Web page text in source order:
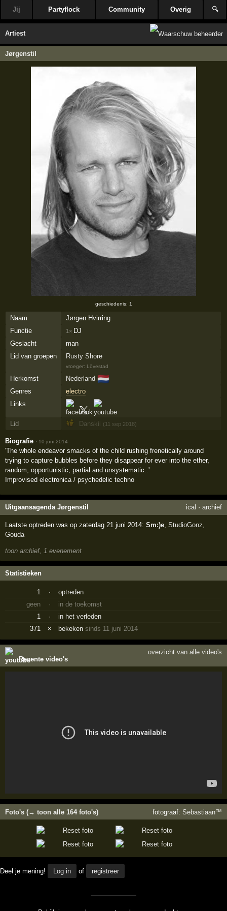
Jij Partyflock Community Overig 🔍
Artiest
Jørgenstil
geschiedenis: 1
Naam
Jørgen Hvirring
Functie
1× DJ
Geslacht
man
Lid van groepen
Rusty Shore
vroeger: Lövestad
Herkomst Nederland 🇳🇱
Genres
electro
Links
Lid Danskii (11 sep 2018)
Biografie · 10 juni 2014
'The whole endeavor smacks of the child rushing frenetically around
trying to capture bubbles before they disappear for ever into the ether,
random, opportunistic, partial and unsystematic..'
Improvised electronica / psychedelic techno
Uitgaansagenda Jørgenstil ical · archief
Laatste optreden was op zaterdag 21 juni 2014:Sm:)e ,StudioGonz
Gouda
toon archief, 1 evenement
Statistieken
1 ·
optreden
geen
·
in de toekomst
1
·
in het verleden
371
× bekekensinds 11 juni 2014
Recente video's
overzicht van alle video's
Foto's (→ toon alle 164 foto's) fotograaf: Sebastiaan™
Deel je mening! Log in of registreer